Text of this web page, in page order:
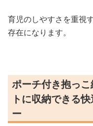
育児のしやすさを重視
存在になります。
ポーチ付き抱っ
トに収納できる
ー